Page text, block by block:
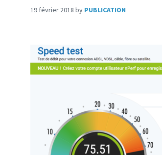
19 février 2018 by PUBLICATION